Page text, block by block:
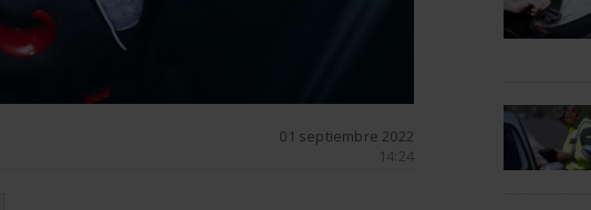
01 septiembre 2022
14:24